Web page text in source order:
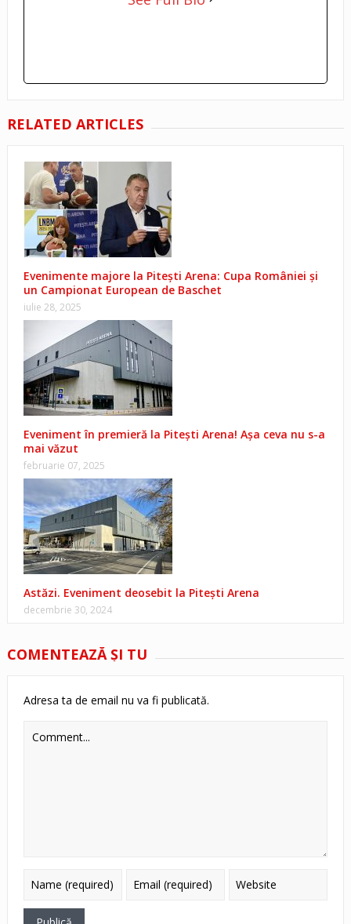
RELATED ARTICLES
Evenimente majore la Pitești Arena: Cupa României și
un Campionat European de Baschet
iulie 28, 2025
Eveniment în premieră la Pitești Arena! Așa ceva nu s-a
mai văzut
februarie 07, 2025
Astăzi. Eveniment deosebit la Pitești Arena
decembrie 30, 2024
COMENTEAZĂ ŞI TU
Adresa ta de email nu va fi publicată.